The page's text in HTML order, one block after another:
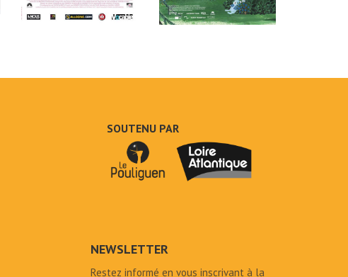
SOUTENU PAR
NEWSLETTER
Restez informé en vous inscrivant à la